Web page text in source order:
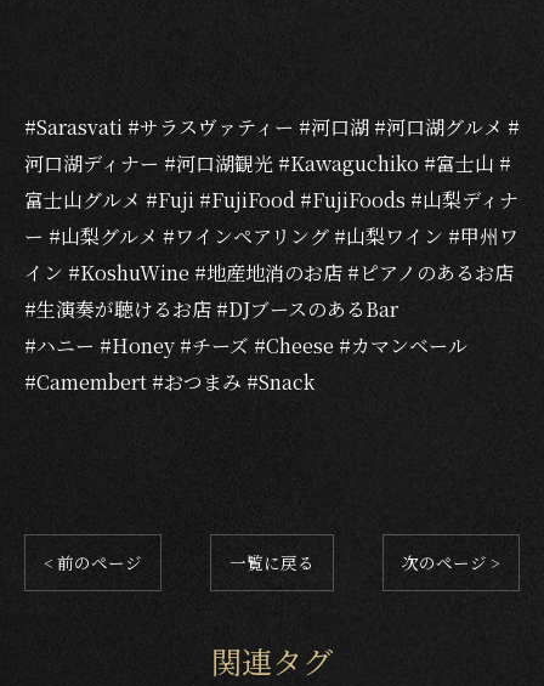
#Sarasvati #サラスヴァティー #河口湖 #河口湖グルメ #
河口湖ディナー #河口湖観光 #Kawaguchiko #富士山 #
富士山グルメ #Fuji #FujiFood #FujiFoods #山梨ディナ
ー #山梨グルメ #ワインペアリング #山梨ワイン #甲州ワ
イン #KoshuWine #地産地消のお店 #ピアノのあるお店
#生演奏が聴けるお店 #DJブースのあるBar
#ハニー #Honey #チーズ #Cheese #カマンベール
#Camembert #おつまみ #Snack
< 前のページ 一覧に戻る 次のページ >
関連タグ